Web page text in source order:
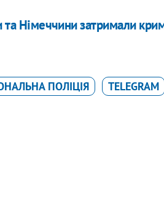
Німеччини затримали
ПОЛІЦІЯ TELEGRAM